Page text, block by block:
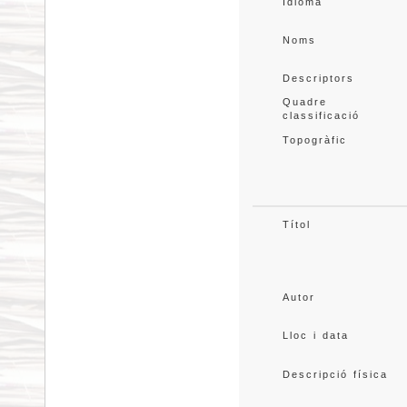
Noms
Descriptors
Quadre
classificació
Topogràfic
Títol
Autor
Lloc i data
Descripció física